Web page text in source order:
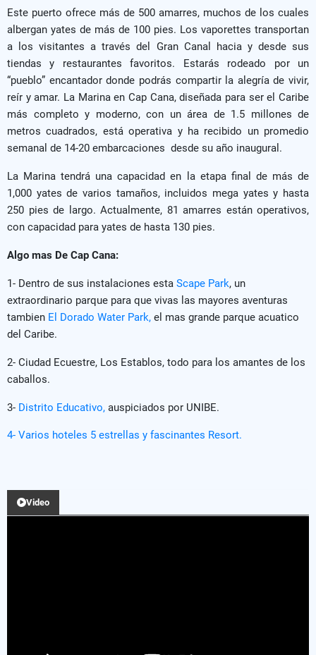
Este puerto ofrece más de 500 amarres, muchos de los cuales
albergan yates de más de 100 pies. Los vaporettes transportan
a los visitantes a través del Gran Canal hacia y desde sus
tiendas y restaurantes favoritos. Estarás rodeado por un
“pueblo” encantador donde podrás compartir la alegría de vivir,
reír y amar. La Marina en Cap Cana, diseñada para ser el Caribe
más completo y moderno, con un área de 1.5 millones de
metros cuadrados, está operativa y ha recibido un promedio
semanal de 14-20 embarcaciones desde su año inaugural.
La Marina tendrá una capacidad en la etapa final de más de
1,000 yates de varios tamaños, incluidos mega yates y hasta
250 pies de largo. Actualmente, 81 amarres están operativos,
con capacidad para yates de hasta 130 pies.
Algo mas De Cap Cana:
1- Dentro de sus instalaciones esta Scape Park, un
extraordinario parque para que vivas las mayores aventuras
tambien El Dorado Water Park, el mas grande parque acuatico
del Caribe.
2- Ciudad Ecuestre, Los Establos, todo para los amantes de los
caballos.
3- Distrito Educativo, auspiciados por UNIBE.
4- Varios hoteles 5 estrellas y fascinantes Resort.
Video